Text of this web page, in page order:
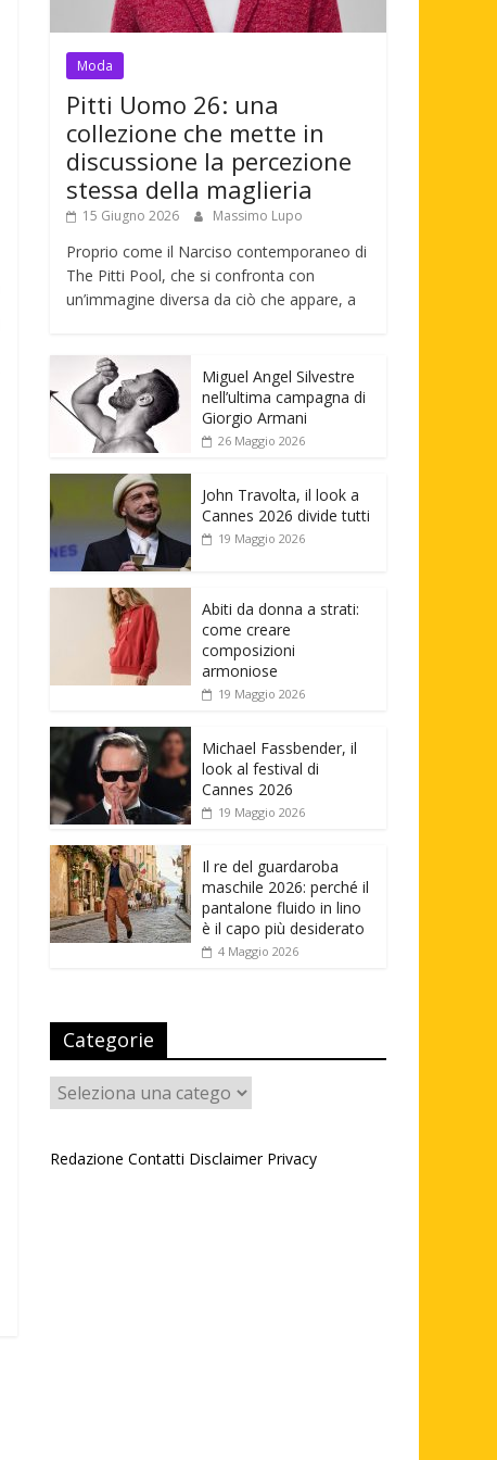
Moda
Pitti Uomo 26: una
collezione che mette in
discussione la percezione
stessa della maglieria
15 Giugno 2026 Massimo Lupo
Proprio come il Narciso contemporaneo di
The Pitti Pool, che si confronta con
un’immagine diversa da ciò che appare, a
Miguel Angel Silvestre
nell’ultima campagna di
Giorgio Armani
26 Maggio 2026
John Travolta, il look a
Cannes 2026 divide tutti
19 Maggio 2026
Abiti da donna a strati:
come creare
composizioni
armoniose
19 Maggio 2026
Michael Fassbender, il
look al festival di
Cannes 2026
19 Maggio 2026
Il re del guardaroba
maschile 2026: perché il
pantalone fluido in lino
è il capo più desiderato
4 Maggio 2026
Categorie
Categorie
Redazione Contatti Disclaimer Privacy